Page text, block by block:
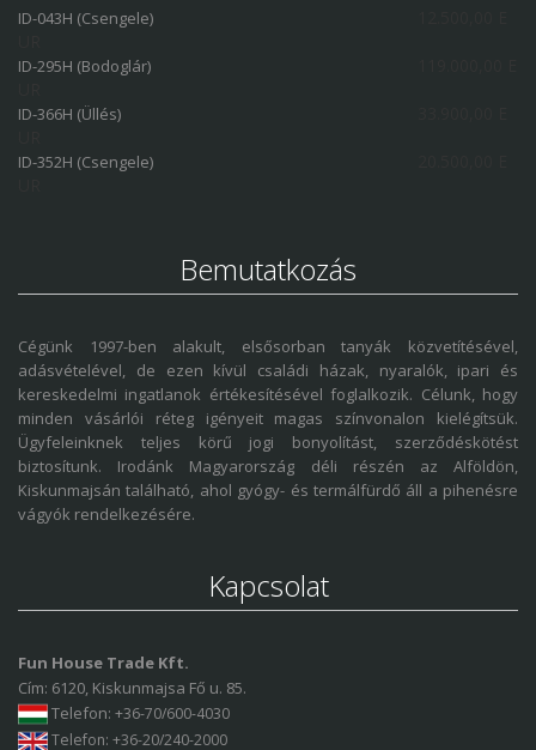
ID-043H (Csengele)
ID-295H (Bodoglár)
ID-366H (Üllés)
ID-352H (Csengele)
Bemutatkozás
Cégünk 1997-ben alakult, elsősorban tanyák közvetítésével,
adásvételével, de ezen kívül családi házak, nyaralók, ipari és
kereskedelmi ingatlanok értékesítésével foglalkozik. Célunk, hogy
minden vásárlói réteg igényeit magas színvonalon kielégítsük.
Ügyfeleinknek teljes körű jogi bonyolítást, szerződéskötést
biztosítunk. Irodánk Magyarország déli részén az Alföldön,
Kiskunmajsán található, ahol gyógy- és termálfürdő áll a pihenésre
vágyók rendelkezésére.
Kapcsolat
Fun House Trade Kft.
Cím: 6120, Kiskunmajsa Fő u. 85.
Telefon: +36-70/600-4030
Telefon: +36-20/240-2000